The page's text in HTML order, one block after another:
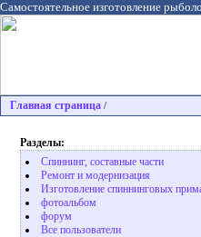
Самостоятельное изготовление
Главная страница /
Разделы:
Спиннинг, составные части
Ремонт и модернизация
Изготовление спиннинговых
фотоальбом
форум
Все пользователи